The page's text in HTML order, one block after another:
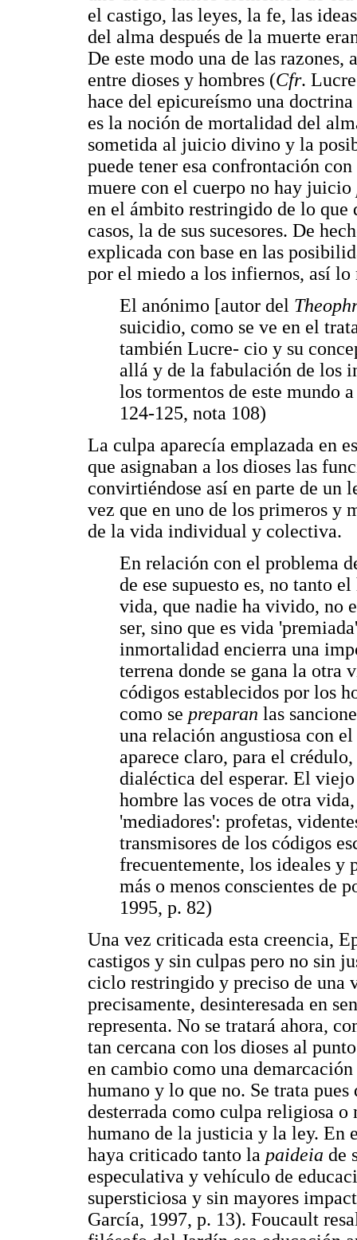
el castigo, las leyes, la fe, las
del alma después de la muerte
De este modo una de las
entre dioses y hombres (Cfr.
hace del epicureísmo una
es la noción de mortalidad del
sometida al juicio divino y la
puede tener esa confrontación
muere con el cuerpo no hay juicio
en el ámbito restringido de lo que
casos, la de sus sucesores. De
explicada con base en las
por el miedo a los infiernos, así
El anónimo [autor del
suicidio, como se ve en el
también Lucre- cio y su
allá y de la fabulación de los
los tormentos de este mundo
124-125, nota 108)
La culpa aparecía emplazada en
que asignaban a los dioses las
convirtiéndose así en parte de un
vez que en uno de los primeros y
de la vida individual y colectiva.
En relación con el problema
de ese supuesto es, no tanto
vida, que nadie ha vivido, no
ser, sino que es vida
inmortalidad encierra una
terrena donde se gana la otra
códigos establecidos por los
como se preparan las
una relación angustiosa con
aparece claro, para el
dialéctica del esperar. El
hombre las voces de otra
'mediadores': profetas,
transmisores de los códigos
frecuentemente, los ideales y
más o menos conscientes de
1995, p. 82)
Una vez criticada esta creencia,
castigos y sin culpas pero no sin
ciclo restringido y preciso de una
precisamente, desinteresada en
representa. No se tratará ahora,
tan cercana con los dioses al
en cambio como una
humano y lo que no. Se trata
desterrada como culpa religiosa
humano de la justicia y la ley. En
haya criticado tanto la paideia de
especulativa y vehículo de
supersticiosa y sin mayores
García, 1997, p. 13). Foucault